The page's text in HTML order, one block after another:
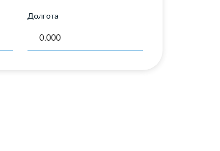
Долгота